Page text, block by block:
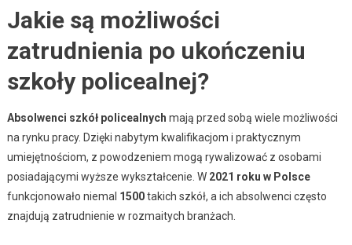
Jakie są możliwości
zatrudnienia po ukończeniu
szkoły policealnej?
Absolwenci szkół policealnych mają przed sobą wiele możliwości
na rynku pracy. Dzięki nabytym kwalifikacjom i praktycznym
umiejętnościom, z powodzeniem mogą rywalizować z osobami
posiadającymi wyższe wykształcenie. W 2021 roku w Polsce
funkcjonowało niemal 1500takich szkół, a ich absolwenci często
znajdują zatrudnienie w rozmaitych branżach.